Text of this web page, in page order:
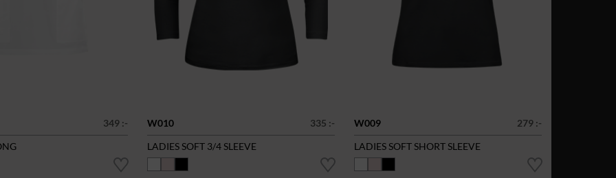
349 :-
W010
335 :-
LADIES SOFT 3/4 SLEEVE
W009
279 :-
LADIES SOFT SHORT SLEEVE